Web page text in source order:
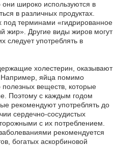
широко используются в
в различных продуктах.
под терминами «гидрированное
жир». Другие виды жиров могут
следует употреблять в
холестерин, оказывают
Например, яйца помимо
веществ, которые
Поэтому с каждым годом
рекомендуют употреблять до
сердечно-сосудистых
с их потреблением.
рекомендуется
богатых аскорбиновой